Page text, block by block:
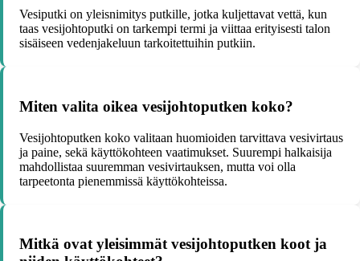
Vesiputki on yleisnimitys putkille, jotka kuljettavat vettä, kun
taas vesijohtoputki on tarkempi termi ja viittaa erityisesti talon
sisäiseen vedenjakeluun tarkoitettuihin putkiin.
Miten valita oikea vesijohtoputken koko?
Vesijohtoputken koko valitaan huomioiden tarvittava vesivirtaus
ja paine, sekä käyttökohteen vaatimukset. Suurempi halkaisija
mahdollistaa suuremman vesivirtauksen, mutta voi olla
tarpeetonta pienemmissä käyttökohteissa.
Mitkä ovat yleisimmät vesijohtoputken koot ja